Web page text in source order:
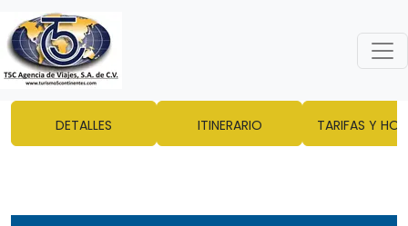
DETALLES ITINERARIO TARIFAS Y